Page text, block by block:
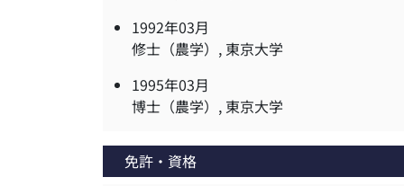
1992年03月
修士（農学）, 東京大学
1995年03月
博士（農学）, 東京大学
免許・資格